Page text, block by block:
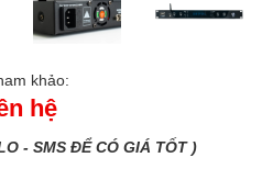
khảo:
hệ
- SMS ĐỂ CÓ GIÁ TỐT )